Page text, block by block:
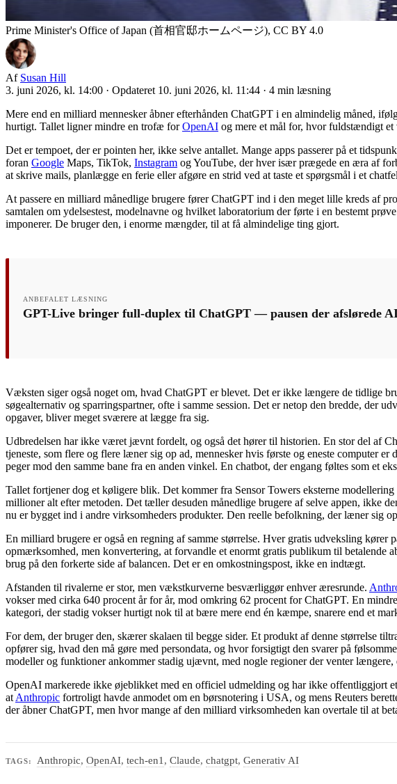
Prime Minister's Office of Japan (首相官邸ホームページ), CC BY 4.0
Af Susan Hill
3. juni 2026, kl. 14:00 · Opdateret 10. juni 2026, kl. 11:44 · 4 min læsning
Mere end en milliard mennesker åbner efterhånden ChatGPT i en almindelig måned,
hurtigt. Tallet ligner mindre en trofæ forOpenAI og mere et mål for, hvor fuldstændigt
Det er tempoet, der er pointen her, ikke selve antallet. Mange apps passerer på et
foran Google Maps, TikTok, Instagram og YouTube, der hver især prægede en æra af
at skrive mails, planlægge en ferie eller afgøre en strid ved at taste et spørgsmål i et
At passere en milliard månedlige brugere fører ChatGPT ind i den meget lille kreds af
samtalen om ydelsestest, modelnavne og hvilket laboratorium der førte i en bestemt
imponerer. De bruger den, i enorme mængder, til at få almindelige ting gjort.
ANBEFALET LÆSNING
GPT-Live bringer full-duplex til ChatGPT — pausen der afslørede
Væksten siger også noget om, hvad ChatGPT er blevet. Det er ikke længere de tidlige
søgealternativ og sparringspartner, ofte i samme session. Det er netop den bredde, der
opgaver, bliver meget sværere at lægge fra sig.
Udbredelsen har ikke været jævnt fordelt, og også det hører til historien. En stor del af
tjeneste, som flere og flere læner sig op ad, mennesker hvis første og eneste computer er
peger mod den samme bane fra en anden vinkel. En chatbot, der engang føltes som et
Tallet fortjener dog et køligere blik. Det kommer fra Sensor Towers eksterne
millioner alt efter metoden. Det tæller desuden månedlige brugere af selve appen, ikke
nu er bygget ind i andre virksomheders produkter. Den reelle befolkning, der læner sig
En milliard brugere er også en regning af samme størrelse. Hver gratis udveksling
opmærksomhed, men konvertering, at forvandle et enormt gratis publikum til betalende
brug på den forkerte side af balancen. Det er en omkostningspost, ikke en indtægt.
Afstanden til rivalerne er stor, men vækstkurverne besværliggør enhver æresrunde.
vokser med cirka 640 procent år for år, mod omkring 62 procent for ChatGPT. En
kategori, der stadig vokser hurtigt nok til at bære mere end én kæmpe, snarere end et
For dem, der bruger den, skærer skalaen til begge sider. Et produkt af denne størrelse
opfører sig, hvad den må gøre med persondata, og hvor forsigtigt den svarer på
modeller og funktioner ankommer stadig ujævnt, med nogle regioner der venter
OpenAI markerede ikke øjeblikket med en officiel udmelding og har ikke offentliggjort
at Anthropic fortroligt havde anmodet om en børsnotering i USA, og mens Reuters
der åbner ChatGPT, men hvor mange af den milliard virksomheden kan overtale til at
TAGS: Anthropic,OpenAI,tech-en1,Claude,chatgpt,Generativ AI